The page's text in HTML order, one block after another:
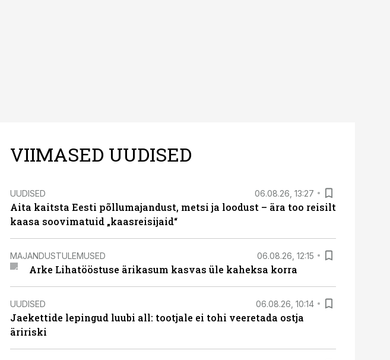
VIIMASED UUDISED
UUDISED 06.08.26, 13:27
Aita kaitsta Eesti põllumajandust, metsi ja loodust – ära too reisilt
kaasa soovimatuid „kaasreisijaid“
MAJANDUSTULEMUSED 06.08.26, 12:15
Arke Lihatööstuse ärikasum kasvas üle kaheksa korra
UUDISED 06.08.26, 10:14
Jaekettide lepingud luubi all: tootjale ei tohi veeretada ostja
äririski